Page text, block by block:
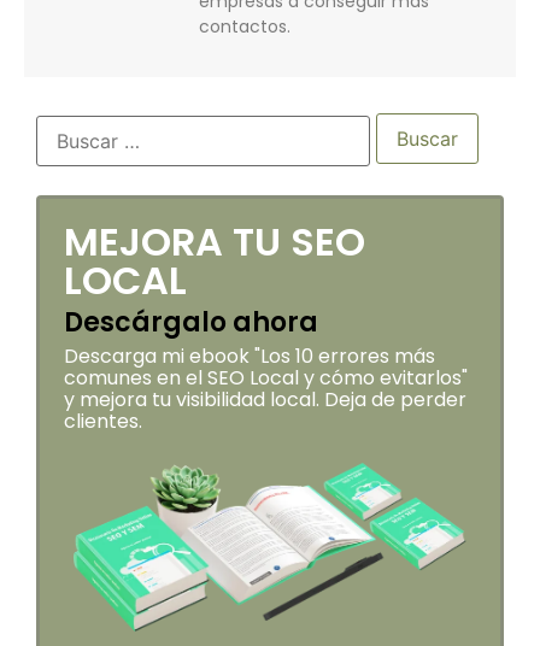
contactos.
MEJORA TU SEO
LOCAL
Descárgalo ahora
Descarga mi ebook "Los 10 errores más
comunes en el SEO Local y cómo evitarlos"
y mejora tu visibilidad local. Deja de perder
clientes.